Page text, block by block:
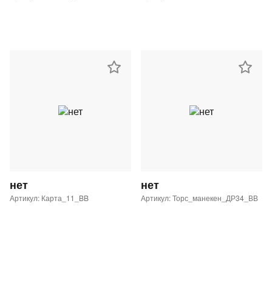
нет
Артикул: Карта_11_BB
нет
Артикул: Торс_манекен_ДР34_ВВ